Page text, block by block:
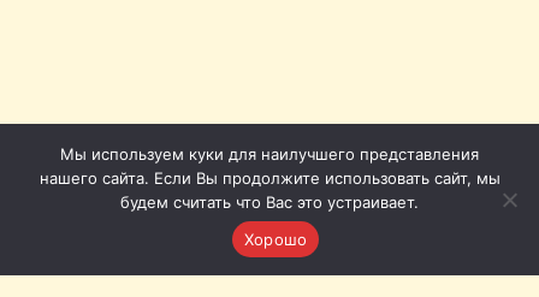
Мы используем куки для наилучшего представления
нашего сайта. Если Вы продолжите использовать сайт, мы
будем считать что Вас это устраивает.
Хорошо